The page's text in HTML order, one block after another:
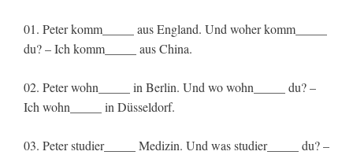
01. Peter komm_____ aus England. Und woher komm_____
du? – Ich komm_____ aus China.
02. Peter wohn_____ in Berlin. Und wo wohn_____ du? –
Ich wohn_____ in Düsseldorf.
03. Peter studier_____ Medizin. Und was studier_____ du? –